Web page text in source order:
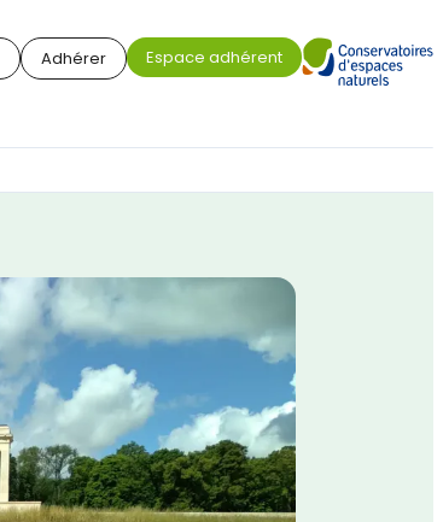
Adhérer Espace adhérent